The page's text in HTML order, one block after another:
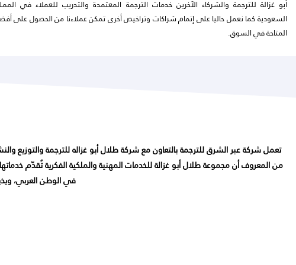
أبو غزالة للترجمة والشركاء الآخرين خدمات الترجمة المعتمدة والتدريب للعملاء في
السعودية كما نعمل حاليا على إتمام شراكات وتراخيص أخرى تمكن عملاءنا من الحصول على
المتاحة في السوق.
تعمل شركة عبر الشرق للترجمة بالتعاون مع شركة طلال أبو غزاله للترجمة والتوزيع
في الوطن العربي،